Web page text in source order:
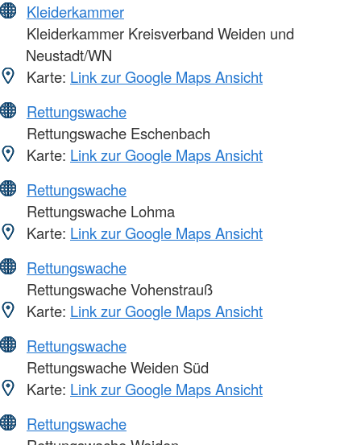
Kleiderkammer
Kleiderkammer Kreisverband Weiden und
Neustadt/WN
Karte: Link zur Google Maps Ansicht
Rettungswache
Rettungswache Eschenbach
Karte: Link zur Google Maps Ansicht
Rettungswache
Rettungswache Lohma
Karte: Link zur Google Maps Ansicht
Rettungswache
Rettungswache Vohenstrauß
Karte: Link zur Google Maps Ansicht
Rettungswache
Rettungswache Weiden Süd
Karte: Link zur Google Maps Ansicht
Rettungswache